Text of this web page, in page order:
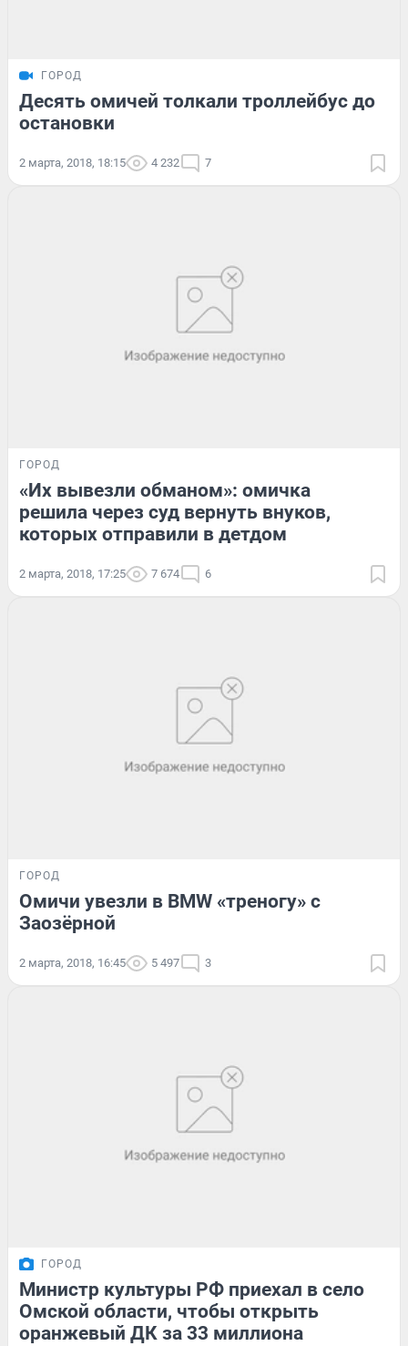
ГОРОД
Десять омичей толкали троллейбус до
остановки
2 марта, 2018, 18:15 4 232 7
ГОРОД
«Их вывезли обманом»: омичка
решила через суд вернуть внуков,
которых отправили в детдом
2 марта, 2018, 17:25 7 674 6
ГОРОД
Омичи увезли в BMW «треногу» с
Заозёрной
2 марта, 2018, 16:45 5 497 3
ГОРОД
Министр культуры РФ приехал в село
Омской области, чтобы открыть
оранжевый ДК за 33 миллиона